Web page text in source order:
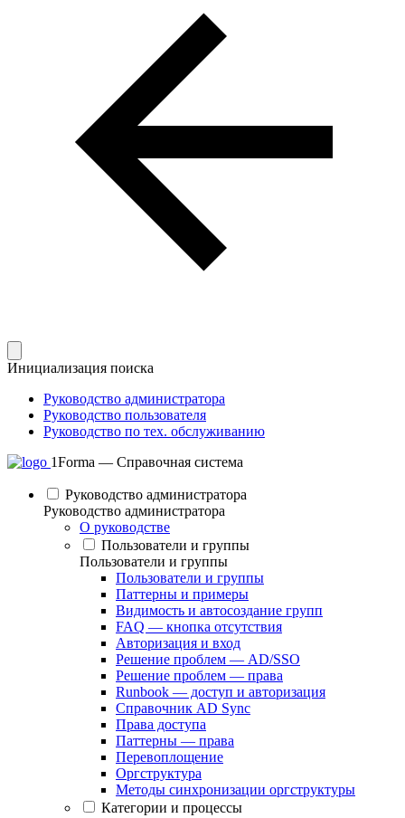
Инициализация поиска
Руководство администратора
Руководство пользователя
Руководство по тех. обслуживанию
1Forma — Справочная система
Руководство администратора
Руководство администратора
О руководстве
Пользователи и группы
Пользователи и группы
Пользователи и группы
Паттерны и примеры
Видимость и автосоздание групп
FAQ — кнопка отсутствия
Авторизация и вход
Решение проблем — AD/SSO
Решение проблем — права
Runbook — доступ и авторизация
Справочник AD Sync
Права доступа
Паттерны — права
Перевоплощение
Оргструктура
Методы синхронизации оргструктуры
Категории и процессы